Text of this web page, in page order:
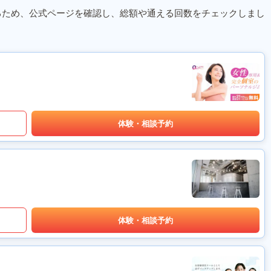
め、公式ページを確認し、総額や通える回数をチェックしまし
体験・相談予約
体験・相談予約